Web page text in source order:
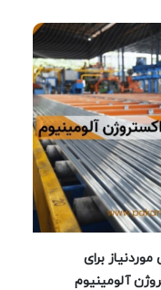
برای
آلومینیوم